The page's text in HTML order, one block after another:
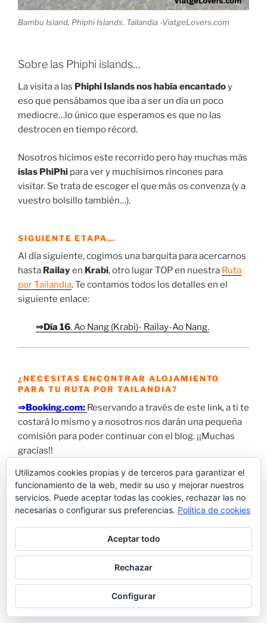
Bambu Island, Phiphi Islands. Tailandia -ViatgeLovers.com
Sobre las Phiphi islands…
La visita a las Phiphi Islands nos había encantadoy
eso que pensábamos que iba a ser un día un poco
mediocre…lo único que esperamos es que no las
destrocen en tiempo récord.
Nosotros hicimos este recorrido pero hay muchas más
islas PhiPhi para ver y muchísimos rincones para
visitar. Se trata de escoger el que más os convenza (y a
vuestro bolsillo también…).
SIGUIENTE ETAPA…
Al día siguiente, cogimos una barquita para acercarnos
hasta Railayen Krabi, otro lugar TOP en nuestra Ruta
por Tailandia. Te contamos todos los detalles en el
siguiente enlace:
⇒Día 16. Ao Nang (Krabi)- Railay-Ao Nang.
¿NECESITAS ENCONTRAR ALOJAMIENTO
PARA TU RUTA POR TAILANDIA?
⇒Booking.com: Reservando a través de este link, a ti te
costará lo mismo y a nosotros nos darán una pequeña
comisión para poder continuar con el blog. ¡¡Muchas
gracias!!
¿Ya te has suscrito al Blog?
Utilizamos cookies propias y de terceros para garantizar el
funcionamiento de la web, medir su uso y mejorar nuestros
servicios. Puede aceptar todas las cookies, rechazar las no
necesarias o configurar sus preferencias. Política de cookies
Aceptar todo
Rechazar
Configurar